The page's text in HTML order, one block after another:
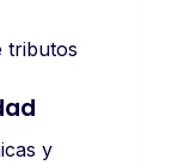
tributos
y